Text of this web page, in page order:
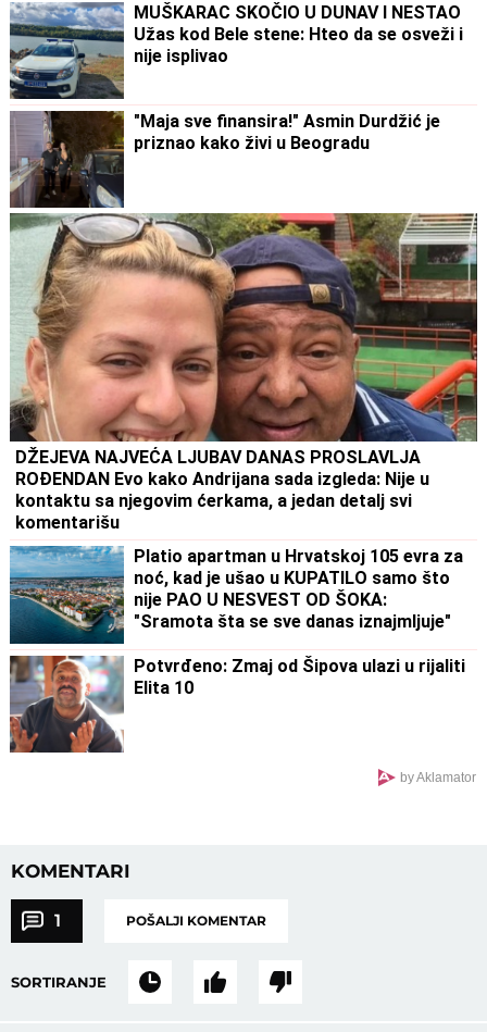
MUŠKARAC SKOČIO U DUNAV I NESTAO
Užas kod Bele stene: Hteo da se osveži i
nije isplivao
"Maja sve finansira!" Asmin Durdžić je
priznao kako živi u Beogradu
DŽEJEVA NAJVEĆA LJUBAV DANAS PROSLAVLJA
ROĐENDAN Evo kako Andrijana sada izgleda: Nije u
kontaktu sa njegovim ćerkama, a jedan detalj svi
komentarišu
Platio apartman u Hrvatskoj 105 evra za
noć, kad je ušao u KUPATILO samo što
nije PAO U NESVEST OD ŠOKA:
"Sramota šta se sve danas iznajmljuje"
Potvrđeno: Zmaj od Šipova ulazi u rijaliti
Elita 10
by Aklamator
KOMENTARI
1 POŠALJI KOMENTAR
SORTIRANJE